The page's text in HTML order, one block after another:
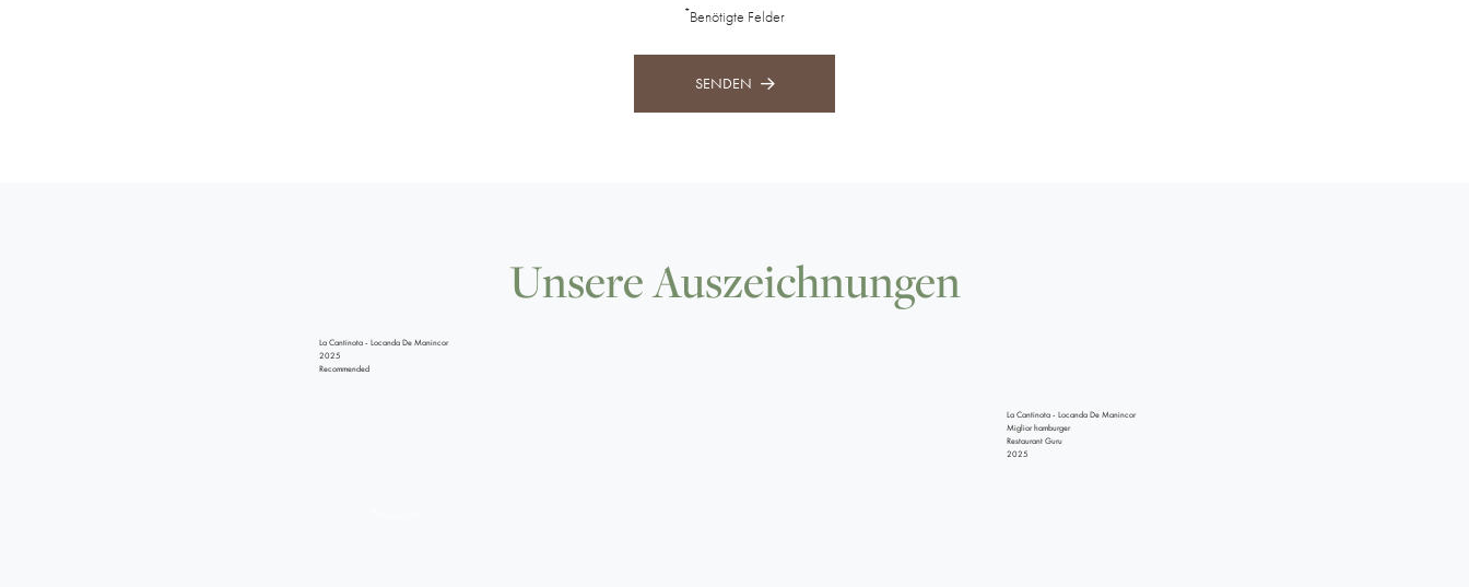
*Benötigte Felder
SENDEN
Unsere Auszeichnungen
La Cantinota - Locanda De Manincor
2025
Recommended
La Cantinota - Locanda De Manincor
Miglior hamburger
Restaurant Guru
2025